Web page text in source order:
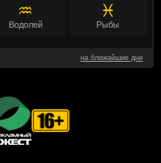
♒
Водолей
♓
Рыбы
на ближайшие дни